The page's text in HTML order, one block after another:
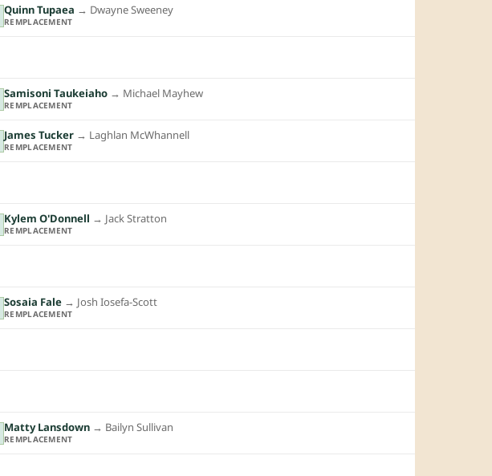
Quinn Tupaea →︎ Dwayne Sweeney
REMPLACEMENT
Samisoni Taukeiaho →︎ Michael Mayhew
REMPLACEMENT
James Tucker →︎ Laghlan McWhannell
REMPLACEMENT
Kylem O'Donnell →︎ Jack Stratton
REMPLACEMENT
Sosaia Fale →︎ Josh Iosefa-Scott
REMPLACEMENT
Matty Lansdown →︎ Bailyn Sullivan
REMPLACEMENT